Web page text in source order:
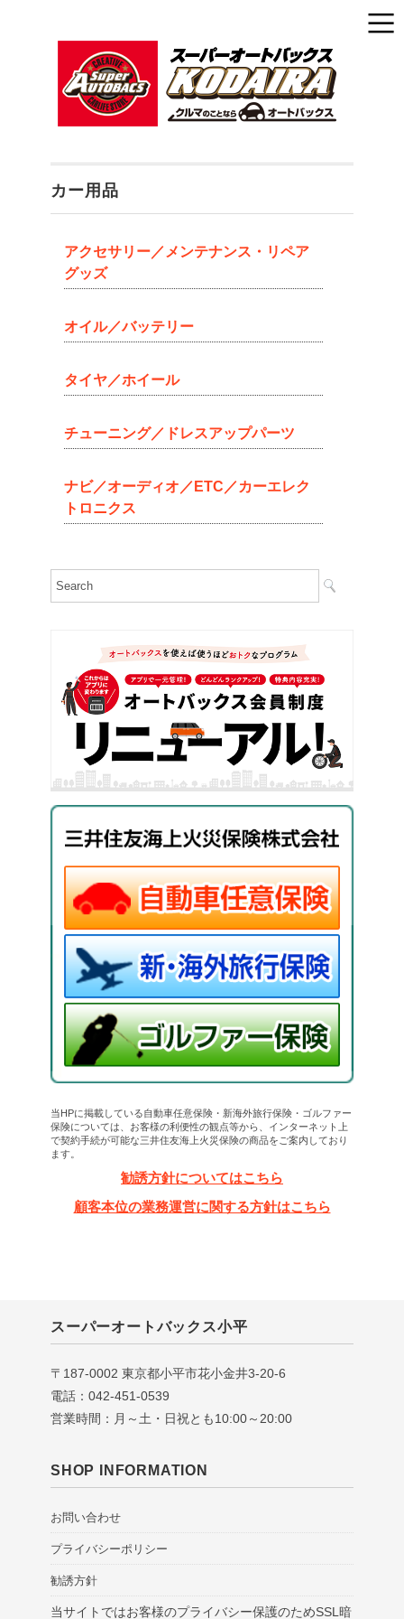
カー用品
アクセサリー／メンテナンス・リペア
グッズ
オイル／バッテリー
タイヤ／ホイール
チューニング／ドレスアップパーツ
ナビ／オーディオ／ETC／カーエレク
トロニクス
当HPに掲載している自動車任意保険・新海外旅行保険・ゴルファー
保険については、お客様の利便性の観点等から、インターネット上
で契約手続が可能な三井住友海上火災保険の商品をご案内しており
ます。
勧誘方針についてはこちら
顧客本位の業務運営に関する方針はこちら
スーパーオートバックス小平
〒187-0002 東京都小平市花小金井3-20-6
電話：042-451-0539
営業時間：月～土・日祝とも10:00～20:00
SHOP INFORMATION
お問い合わせ
プライバシーポリシー
勧誘方針
当サイトではお客様のプライバシー保護のためSSL暗